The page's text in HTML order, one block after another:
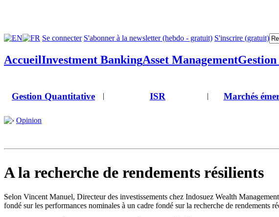
Se connecter S'abonner à la newsletter (hebdo - gratuit) S'inscrire (gratuit)
AccueilInvestment BankingAsset Management
Gestion Quantitative | ISR | Marchés
Opinion
A la recherche de rendements résilients
Selon Vincent Manuel, Directeur des investissements chez Indosuez Wealth
fondé sur les performances nominales à un cadre fondé sur la recherche de rendements